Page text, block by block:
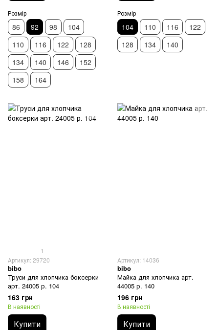
Розмір
86 92 98
104
110
116 122
128
134
140 146
152
158
164
Розмір
104 110 116
122
128
134 140
1
Артикул: 29720
bibo
Труси для хлопчика боксерки
арт. 24005 р. 104
163 грн
В наявності
Купити
Артикул: 14036
bibo
Майка для хлопчика арт.
44005 р. 140
196 грн
В наявності
Купити